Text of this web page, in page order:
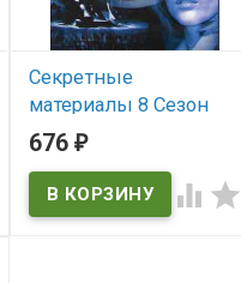
Секретные
материалы 8 Сезон
(21 серия) (3DVD) (The
676 ₽
 